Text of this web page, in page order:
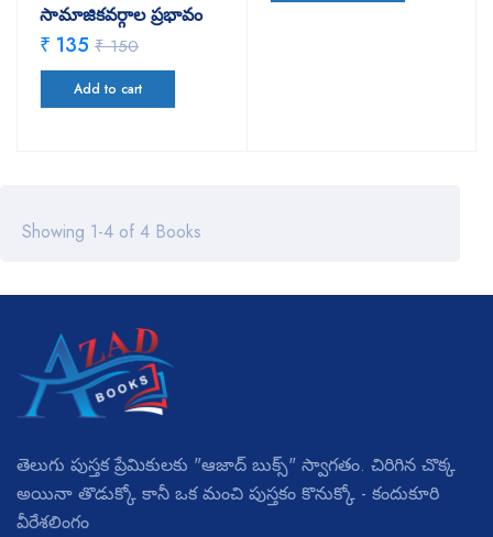
సామాజికవర్గాల ప్రభావం
₹ 135 ₹ 150
Add to cart
Showing 1-4 of 4 Books
తెలుగు పుస్తక ప్రేమికులకు "ఆజాద్ బుక్స్" స్వాగతం. చిరిగిన చొక్క
అయినా తొడుక్కో కానీ ఒక మంచి పుస్తకం కొనుక్కో - కందుకూరి
వీరేశలింగం